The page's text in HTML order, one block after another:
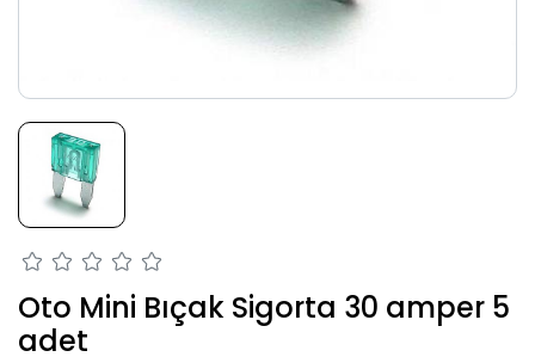
Oto Mini Bıçak Sigorta 30 amper 5
adet